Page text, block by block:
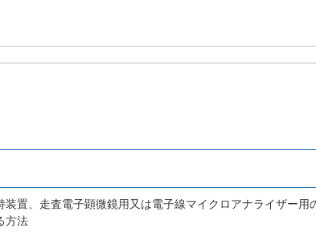
置、走査電子顕微鏡用又は電子線マイクロアナライザー用
方法